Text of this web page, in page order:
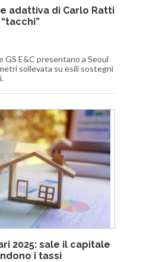
adattiva di Carlo Ratti
GS E&C presentano a Seoul
sollevata su esili sostegni
2025: sale il capitale
i tassi